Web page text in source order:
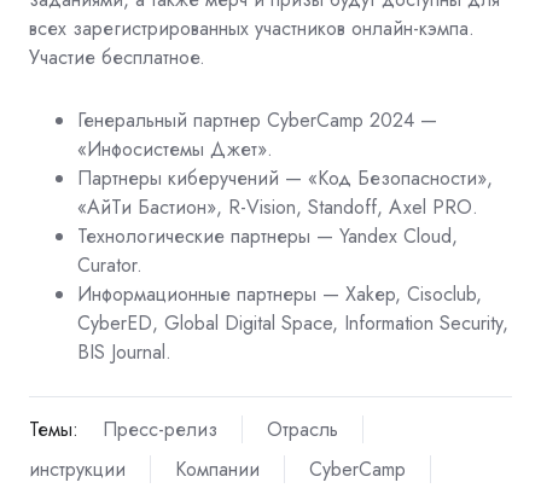
всех зарегистрированных участников онлайн-кэмпа.
Участие бесплатное.
Генеральный партнер CyberCamp 2024 —
«Инфосистемы Джет».
Партнеры киберучений — «Код Безопасности»,
«АйТи Бастион», R-Vision, Standoff, Axel PRO.
Технологические партнеры — Yandex Cloud,
Curator.
Информационные партнеры — Xakер, Сisoclub,
CyberED, Global Digital Space, Information Security,
BIS Journal.
Темы: Пресс-релиз
Отрасль
инструкции
Компании
CyberCamp